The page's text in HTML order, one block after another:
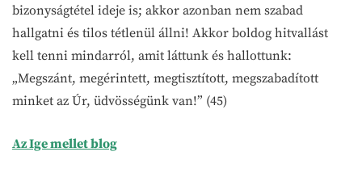
bizonyságtétel ideje is; akkor azonban nem szabad
hallgatni és tilos tétlenül állni! Akkor boldog hitvallást
kell tenni mindarról, amit láttunk és hallottunk:
„Megszánt, megérintett, megtisztított, megszabadított
minket az Úr, üdvösségünk van!” (45)
Az Ige mellet blog